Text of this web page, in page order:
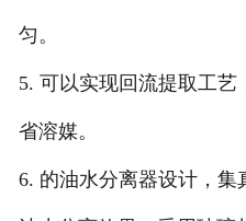
匀。
5. 可以实现回流提取工
省溶媒。
6. 的油水分离器设计，集